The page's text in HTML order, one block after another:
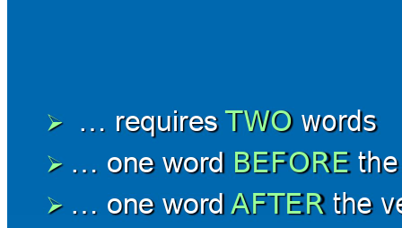
 … requires TWO words
 … one word BEFORE the
 … one word AFTER the